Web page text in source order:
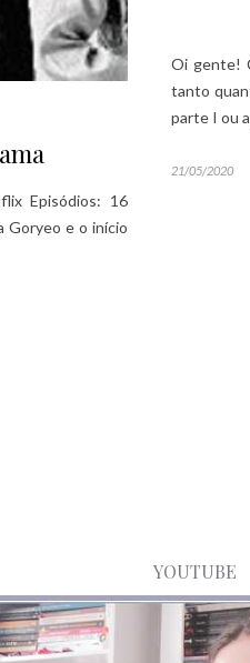
Episódios: 16
Goryeo e o início
Oi gente!
tanto
parte I ou
21/05/2020
YOUTUBE